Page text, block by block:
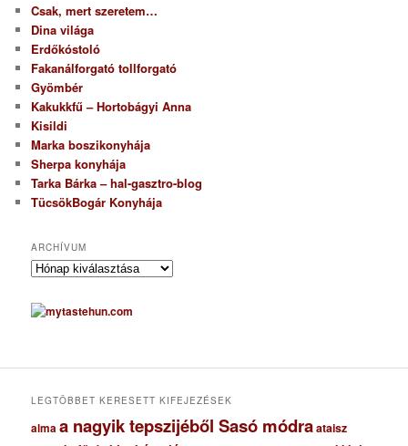
Csak, mert szeretem…
Dina világa
Erdőkóstoló
Fakanálforgató tollforgató
Gyömbér
Kakukkfű – Hortobágyi Anna
Kisildi
Marka boszikonyhája
Sherpa konyhája
Tarka Bárka – hal-gasztro-blog
TücsökBogár Konyhája
ARCHÍVUM
A
c
h
u
LEGTÖBBET KERESETT KIFEJEZÉSEK
almaa nagyik tepszijéből Sasó módraataisz